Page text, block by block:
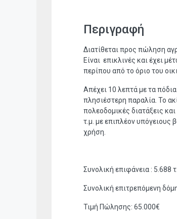
Περιγραφή
Διατίθεται προς πώληση
Είναι επικλινές και έχει
περίπου από το όριο του
Απέχει 10 λεπτά με τα
πλησιέστερη παραλία. Το
πολεοδομικές διατάξεις
τ.μ. με επιπλέον υπόγειους
χρήση.
Συνολική επιφάνεια : 5.688
Συνολική επιτρεπόμενη
Τιμή Πώλησης: 65.000€